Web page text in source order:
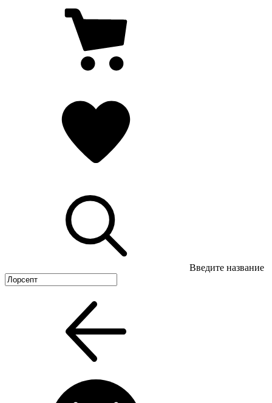
Введите название